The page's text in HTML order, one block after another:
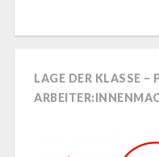
LAGE DER KLASSE –